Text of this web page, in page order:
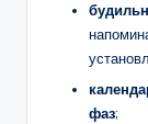
фаз;